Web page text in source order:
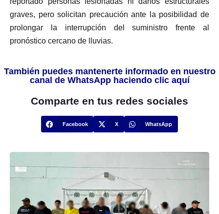
graves, pero solicitan precaución ante la posibilidad de
prolongar la interrupción del suministro frente al
pronóstico cercano de lluvias.
También puedes mantenerte informado en nuestro
canal de WhatsApp haciendo clic aquí
Comparte en tus redes sociales
Facebook X WhatsApp